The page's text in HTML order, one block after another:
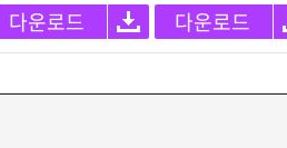
다운로드 다운로드